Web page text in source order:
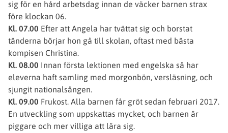
sig för en hård arbetsdag innan de väcker barnen strax
före klockan 06.
Kl. 07.00 Efter att Angela har tvättat sig och borstat
tänderna börjar hon gå till skolan, oftast med bästa
kompisen Christina.
Kl. 08.00 Innan första lektionen med engelska så har
eleverna haft samling med morgonbön, versläsning, och
sjungit nationalsången.
Kl. 09.00 Frukost. Alla barnen får gröt sedan februari 2017.
En utveckling som uppskattas mycket, och barnen är
piggare och mer villiga att lära sig.